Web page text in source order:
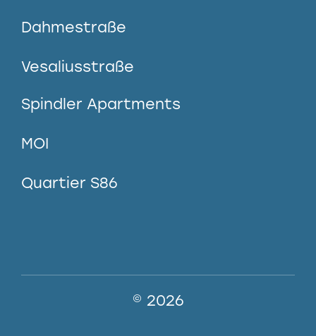
Dahmestraße
Vesaliusstraße
Spindler Apartments
MOI
Quartier S86
© 2026